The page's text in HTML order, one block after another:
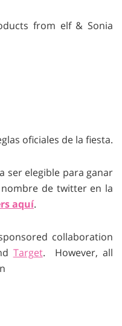
from elf & Sonia
oficiales de la fiesta.
ser elegible para ganar
nombre de twitter en la
aquí.
collaboration
Target. However, all